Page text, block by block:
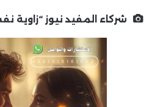
شركاء المفيد نيوز “زاوية